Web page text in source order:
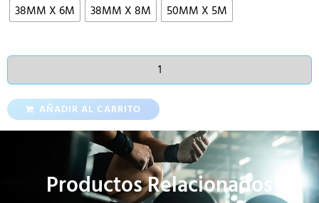
38MM X 6M 38MM X 8M 50MM X 5M
AÑADIR AL CARRITO
Productos Relacionados